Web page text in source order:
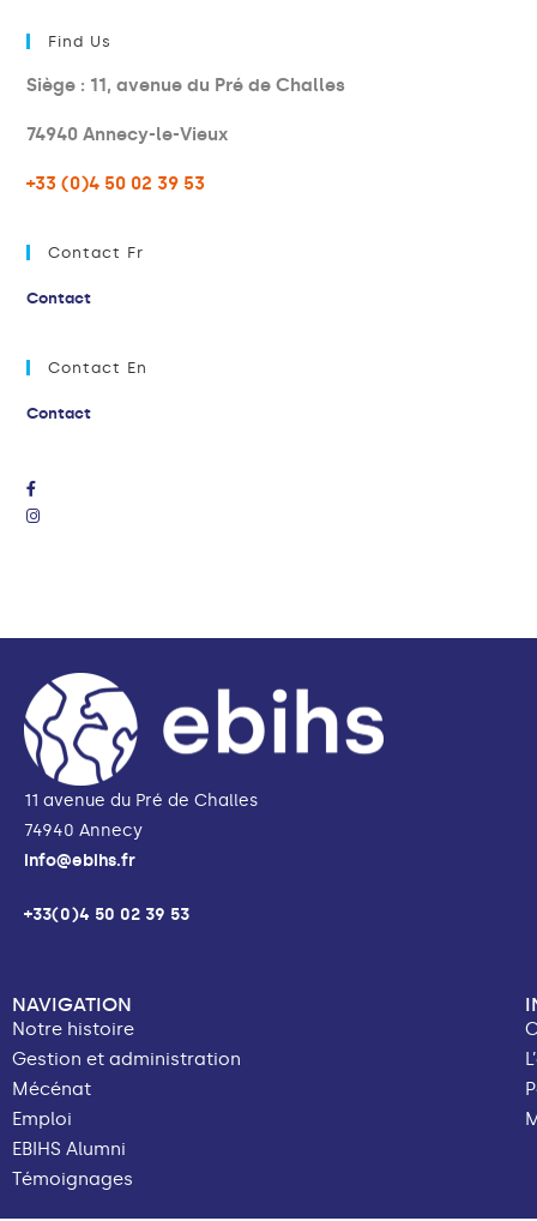
Find Us
Siège : 11, avenue du Pré de Challes
74940 Annecy-le-Vieux
+33 (0)4 50 02 39 53
Contact Fr
Contact
Contact En
Contact
11 avenue du Pré de Challes
74940 Annecy
info@ebihs.fr
+33(0)4 50 02 39 53
NAVIGATION
Notre histoire
Gestion et administration
Mécénat
Emploi
EBIHS Alumni
Témoignages